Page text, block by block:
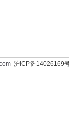
沪ICP备14026169